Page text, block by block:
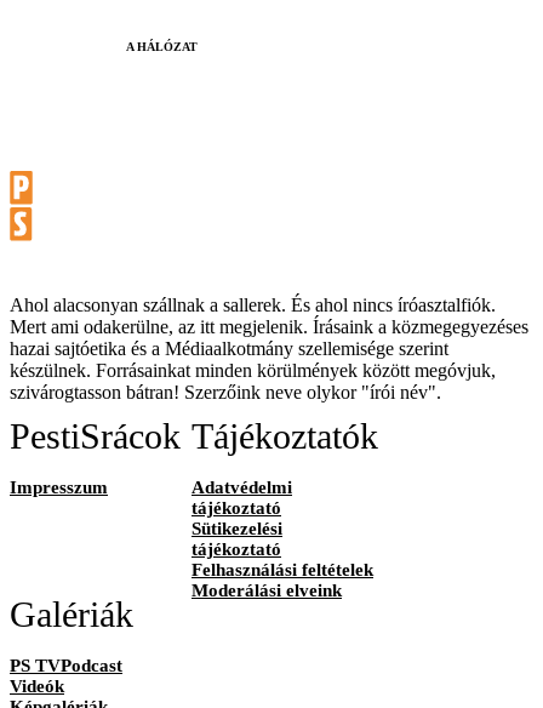
A HÁLÓZAT
Ahol alacsonyan szállnak a sallerek. És ahol nincs íróasztalfiók.
Mert ami odakerülne, az itt megjelenik. Írásaink a közmegegyezéses
hazai sajtóetika és a Médiaalkotmány szellemisége szerint
készülnek. Forrásainkat minden körülmények között megóvjuk,
szivárogtasson bátran! Szerzőink neve olykor "írói név".
PestiSrácok
Impresszum
Tájékoztatók
Adatvédelmi
tájékoztató
Sütikezelési
tájékoztató
Felhasználási feltételek
Moderálási elveink
Galériák
PS TVPodcast
Videók